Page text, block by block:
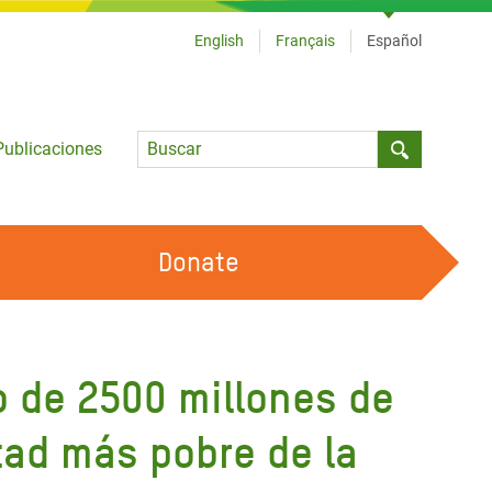
Language
English Français Español
HAZ VOLUNTARIADO
Donate
2500 millones de
más pobre de la